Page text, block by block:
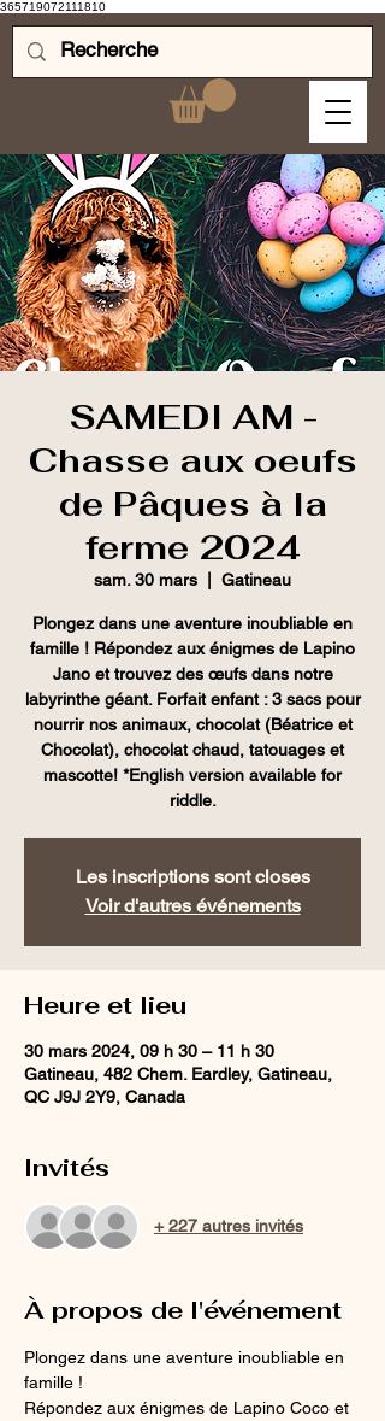
365719072111810
SAMEDI AM -
Chasse aux oeufs
de Pâques à la
ferme 2024
sam. 30 mars Gatineau
Plongez dans une aventure inoubliable en
famille ! Répondez aux énigmes de Lapino
Jano et trouvez des œufs dans notre
labyrinthe géant. Forfait enfant : 3 sacs pour
nourrir nos animaux, chocolat (Béatrice et
Chocolat), chocolat chaud, tatouages et
mascotte! *English version available for
riddle.
Les inscriptions sont closes
Voir d'autres événements
Heure et lieu
30 mars 2024, 09 h 30 – 11 h 30
Gatineau, 482 Chem. Eardley, Gatineau,
QC J9J 2Y9, Canada
Invités
+ 227 autres invités
À propos de l'événement
Plongez dans une aventure inoubliable en
famille !
Répondez aux énigmes de Lapino Coco et